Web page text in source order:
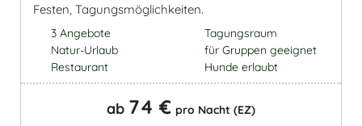
Festen, Tagungsmöglichkeiten.
3 Angebote
Natur-Urlaub
Restaurant
Tagungsraum
für Gruppen geeignet
Hunde erlaubt
ab 74 € pro Nacht (EZ)